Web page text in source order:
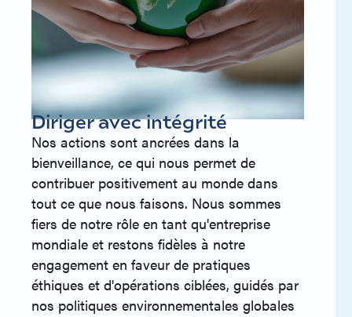
Diriger avec intégrité
Nos actions sont ancrées dans la
bienveillance, ce qui nous permet de
contribuer positivement au monde dans
tout ce que nous faisons. Nous sommes
fiers de notre rôle en tant qu'entreprise
mondiale et restons fidèles à notre
engagement en faveur de pratiques
éthiques et d'opérations ciblées, guidés par
nos politiques environnementales globales